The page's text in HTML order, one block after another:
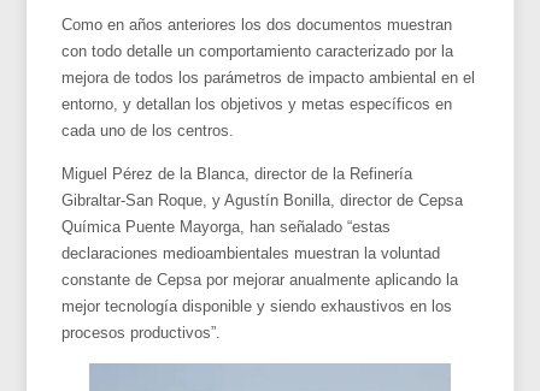
Como en años anteriores los dos documentos muestran
con todo detalle un comportamiento caracterizado por la
mejora de todos los parámetros de impacto ambiental en el
entorno, y detallan los objetivos y metas específicos en
cada uno de los centros.
Miguel Pérez de la Blanca, director de la Refinería
Gibraltar-San Roque, y Agustín Bonilla, director de Cepsa
Química Puente Mayorga, han señalado “estas
declaraciones medioambientales muestran la voluntad
constante de Cepsa por mejorar anualmente aplicando la
mejor tecnología disponible y siendo exhaustivos en los
procesos productivos”.